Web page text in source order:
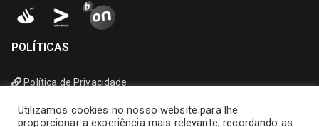
POLÍTICAS
Política de Privacidade
Utilizamos cookies no nosso website para lhe
proporcionar a experiência mais relevante, recordando as